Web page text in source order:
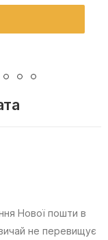
Нової пошти в
не перевищує